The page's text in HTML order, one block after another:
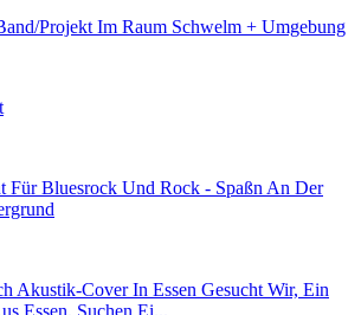
Projekt Im Raum Schwelm + Umgebung
Für Bluesrock Und Rock - Spaßn An Der
Akustik-Cover In Essen Gesucht Wir, Ein
Essen, Suchen Ei...